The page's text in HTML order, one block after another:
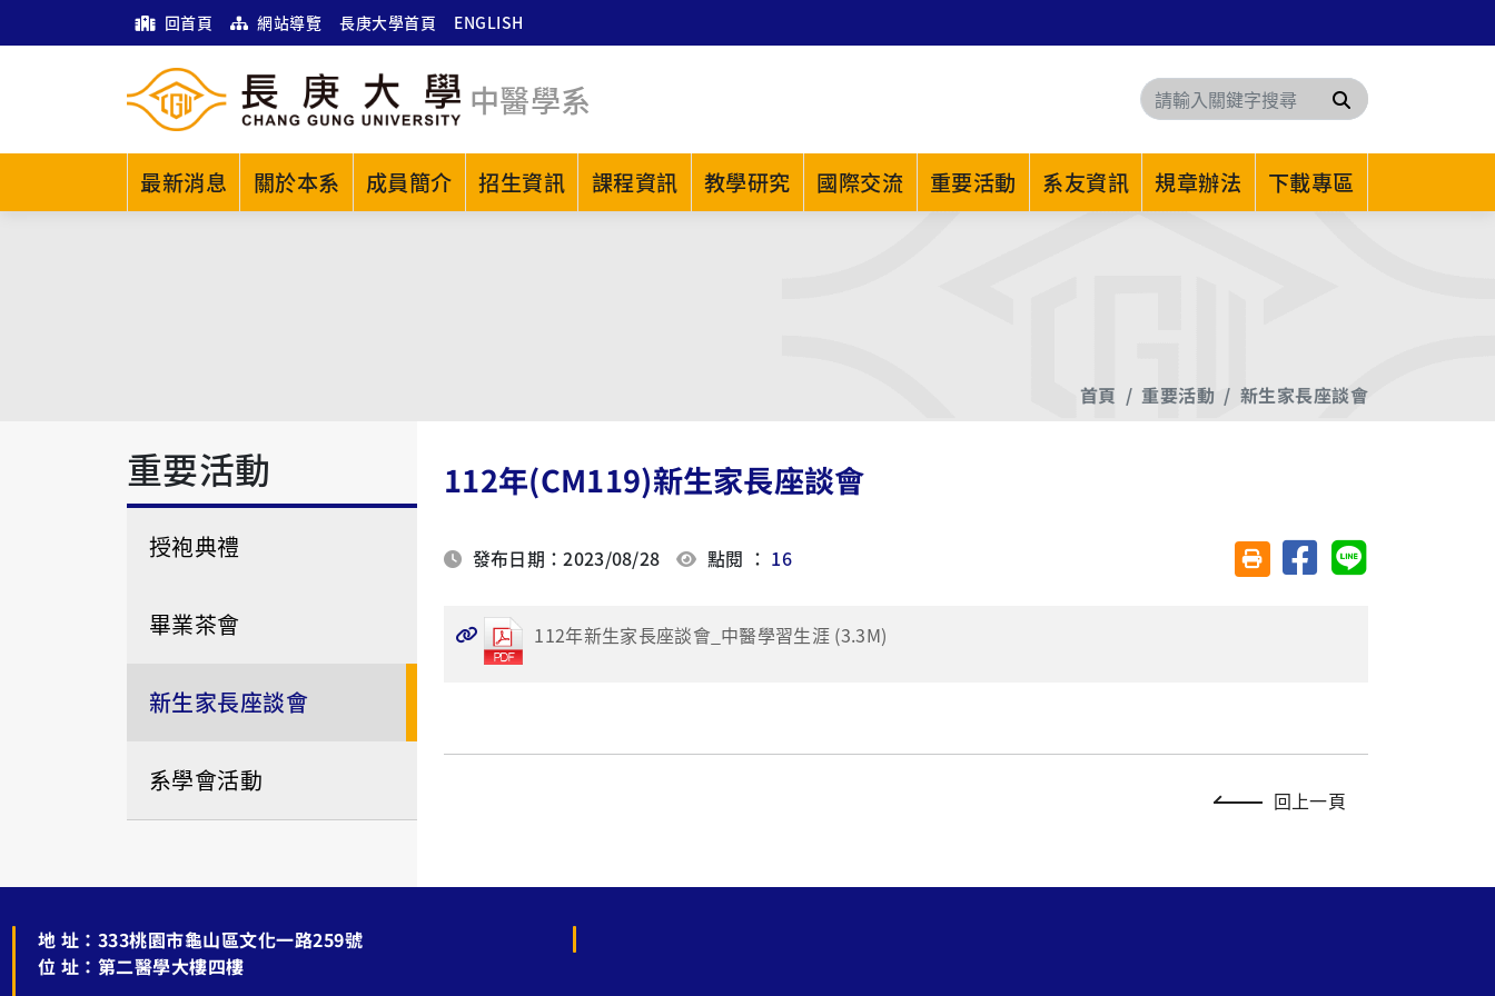
回首頁 網站導覽 長庚大學首頁 ENGLISH
中醫學系 搜尋
最新消息 關於本系 成員簡介 招生資訊 課程資訊 教學研究 國際交流 重要活動 系友資訊 規章辦法 下載專區
首頁 重要活動 新生家長座談會
重要活動
授袍典禮
畢業茶會
新生家長座談會
系學會活動
112年(CM119)新生家長座談會
發布日期：2023/08/28 點閱 ： 16 友善列印(另開視窗)
分享至臉書分享至 Line
112年新生家長座談會_中醫學習生涯 (3.3M)
回上一頁
地 址： 333桃園市龜山區文化一路259號
位 址： 第二醫學大樓四樓